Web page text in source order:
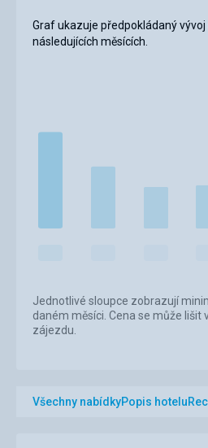
Graf ukazuje předpokládaný
následujících měsících.
Jednotlivé sloupce zobrazují
daném měsíci. Cena se může lišit
zájezdu.
Všechny nabídkyPopis hotelu